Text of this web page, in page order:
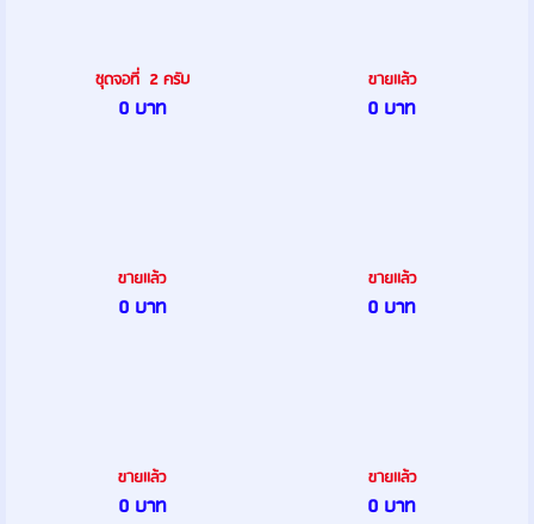
ชุดจอที่ 2 ครับ
0 บาท
ขายเเล้ว
0 บาท
ขายเเล้ว
0 บาท
ขายเเล้ว
0 บาท
ขายเเล้ว
0 บาท
ขายเเล้ว
0 บาท